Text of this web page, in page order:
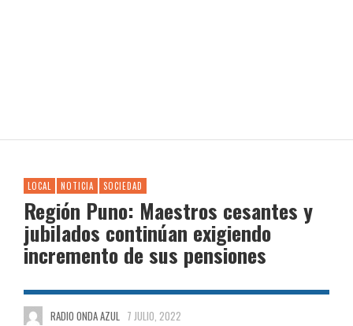
LOCAL NOTICIA SOCIEDAD
Región Puno: Maestros cesantes y
jubilados continúan exigiendo
incremento de sus pensiones
RADIO ONDA AZUL 7 JULIO, 2022